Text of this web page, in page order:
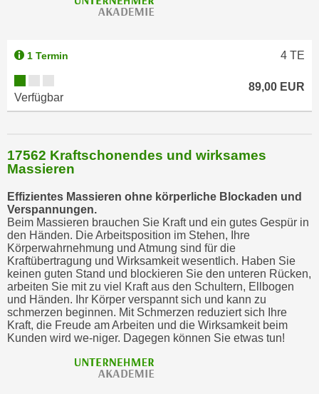
1 Termin 4 TE
Verfügbar
89,00 EUR
17562 Kraftschonendes und wirksames
Massieren
Effizientes Massieren ohne körperliche Blockaden und
Verspannungen.
Beim Massieren brauchen Sie Kraft und ein gutes Gespür in
den Händen. Die Arbeitsposition im Stehen, Ihre
Körperwahrnehmung und Atmung sind für die
Kraftübertragung und Wirksamkeit wesentlich. Haben Sie
keinen guten Stand und blockieren Sie den unteren Rücken,
arbeiten Sie mit zu viel Kraft aus den Schultern, Ellbogen
und Händen. Ihr Körper verspannt sich und kann zu
schmerzen beginnen. Mit Schmerzen reduziert sich Ihre
Kraft, die Freude am Arbeiten und die Wirksamkeit beim
Kunden wird we-niger. Dagegen können Sie etwas tun!